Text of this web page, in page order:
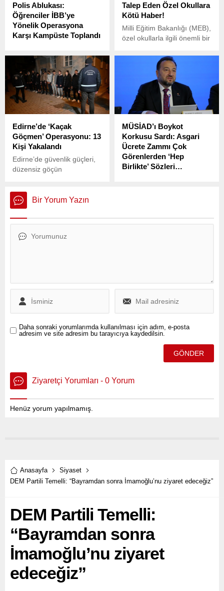
Polis Ablukası:
Öğrenciler İBB’ye
Yönelik Operasyona
Karşı Kampüste Toplandı
Göztepe Kampüsü’nde,
İstanbul Büyükşehir
Belediyesi’ne (İBB) yönelik
sürdürülen soruşturmaya
karşı öğrenciler protesto
eylemi düzenledi.
Talep Eden Özel Okullara
Kötü Haber!
Milli Eğitim Bakanlığı (MEB),
özel okullarla ilgili önemli bir
ücret talep eden özel
okullara karşı sıkı bir
denetim başlattığını
duyurdu.
Edirne’de ‘Kaçak
Göçmen’ Operasyonu: 13
Kişi Yakalandı
Edirne’de güvenlik güçleri,
düzensiz göçün
sürdürüyor.
MÜSİAD’ı Boykot
Korkusu Sardı: Asgari
Ücrete Zammı Çok
Görenlerden ‘Hep
Birlikte’ Sözleri…
mitingde iktidara yakın
Bir Yorum Yazın
Daha sonraki yorumlarımda kullanılması için adım, e-posta
adresim ve site adresim bu tarayıcıya kaydedilsin.
Ziyaretçi Yorumları - 0 Yorum
Henüz yorum yapılmamış.
Anasayfa
Siyaset
DEM Partili Temelli: “Bayramdan sonra İmamoğlu’nu ziyaret edeceğiz”
DEM Partili Temelli:
“Bayramdan sonra
İmamoğlu’nu ziyaret
edeceğiz”